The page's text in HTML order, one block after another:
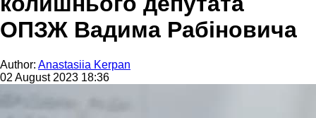
ОПЗЖ Вадима Рабіновича
Author: Anastasiia Kerpan
02 August 2023 18:36